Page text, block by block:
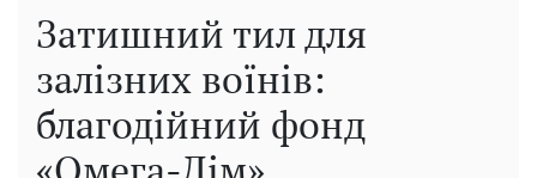
Затишний тил для
залізних воїнів:
благодійний фонд